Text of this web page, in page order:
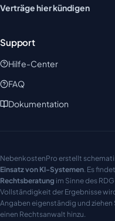
Verträge hier kündigen
Support
Hilfe-Center
FAQ
Dokumentation
NebenkostenPro erstellt
Einsatz von KI-Systemen . Es findet
Rechtsberatung im Sinne des
Vollständigkeit der Ergebnisse
Angaben eigenständig und
einen Rechtsanwalt hinzu.